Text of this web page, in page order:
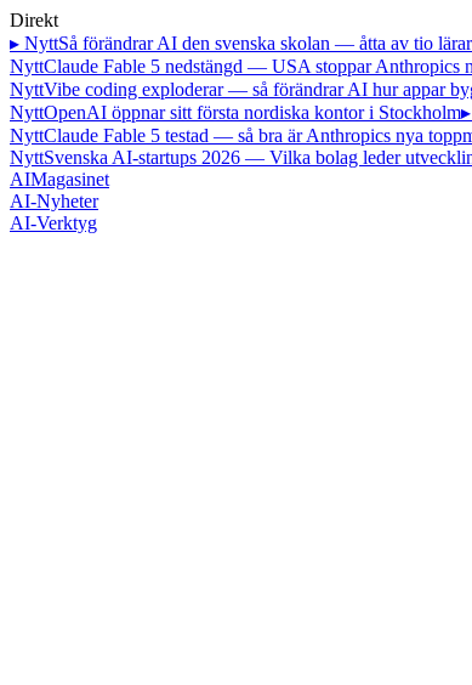
Direkt
▸ NyttSå förändrar AI den svenska skolan — åtta av tio
NyttClaude Fable 5 nedstängd — USA stoppar Anthropics
NyttVibe coding exploderar — så förändrar AI hur appar
NyttOpenAI öppnar sitt första nordiska kontor i Stockholm
NyttClaude Fable 5 testad — så bra är Anthropics nya
NyttSvenska AI-startups 2026 — Vilka bolag leder
AIMagasinet
AI-Nyheter
AI-Verktyg